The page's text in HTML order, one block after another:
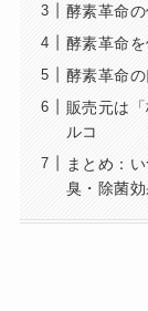
酵素革命
酵素革命
酵素革命の
販売元は
ルコ
まとめ：
臭・除菌